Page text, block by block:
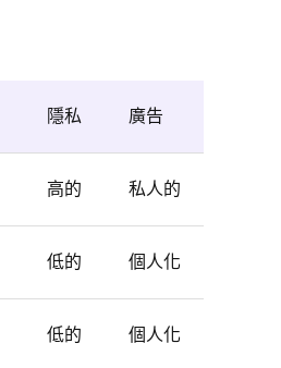
隱私 廣告
高的 私人的
低的 個人化
低的 個人化